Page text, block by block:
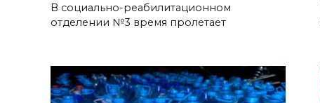
В социально-реабилитационном
отделении №3 время пролетает